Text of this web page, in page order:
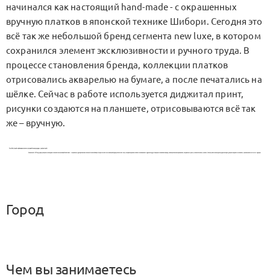
начинался как настоящий hand-made - с окрашенных
вручную платков в японской технике Шибори. Сегодня это
всё так же небольшой бренд сегмента new luxe, в котором
сохранился элемент эксклюзивности и ручного труда. В
процессе становления бренда, коллекции платков
отрисовались акварелью на бумаге, а после печатались на
шёлке. Сейчас в работе используется диджитал принт,
рисунки создаются на планшете, отрисовываются всё так
же – вручную.
Город
Чем вы занимаетесь